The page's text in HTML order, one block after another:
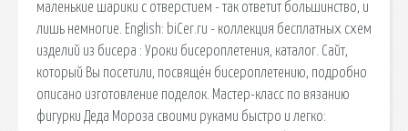
маленькие шарики с отверстием - так ответит большинство, и
лишь немногие. English: biCer.ru - коллекция бесплатных схем
изделий из бисера : Уроки бисероплетения, каталог. Сайт,
который Вы посетили, посвящён бисероплетению, подробно
описано изготовление поделок. Мастер-класс по вязанию
фигурки Деда Мороза своими руками быстро и легко: